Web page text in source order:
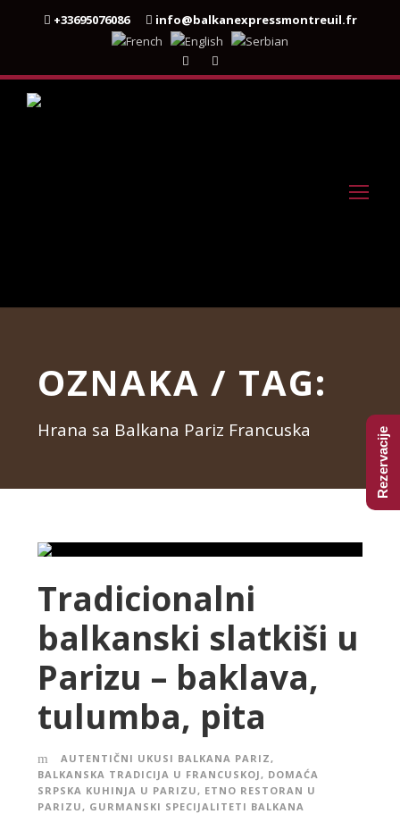
+33695076086 info@balkanexpressmontreuil.fr
OZNAKA / TAG:
Hrana sa Balkana Pariz Francuska
Tradicionalni
balkanski slatkiši u
Parizu – baklava,
tulumba, pita
AUTENTIČNI UKUSI BALKANA PARIZ ,
BALKANSKA TRADICIJA U FRANCUSKOJ , DOMAĆA
SRPSKA KUHINJA U PARIZU , ETNO RESTORAN U
PARIZU , GURMANSKI SPECIJALITETI BALKANA
Rezervacije